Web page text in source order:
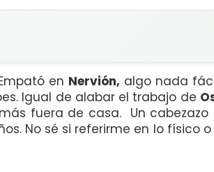
en Nervión, algo nada
Igual de alabar el trabajo de
fuera de casa. Un cabezazo
No sé si referirme en lo físico